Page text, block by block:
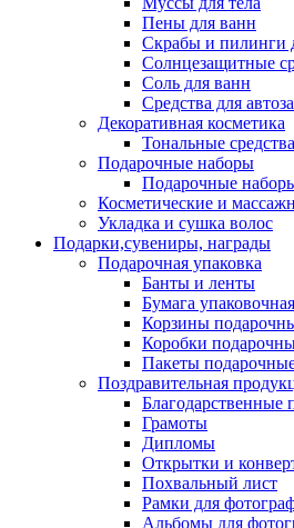
Пены для ванн
Скрабы и пилинги
Солнцезащитные
Соль для ванн
Средства для
Декоративная косметика
Тональные
Подарочные наборы
Подарочные
Косметические и
Укладка и сушка волос
Подарки,сувениры, награды
Подарочная упаковка
Банты и ленты
Бумага упаковочная
Корзины
Коробки
Пакеты
Поздравительная
Благодарственные
Грамоты
Дипломы
Открытки и
Похвальный лист
Рамки для
Альбомы для